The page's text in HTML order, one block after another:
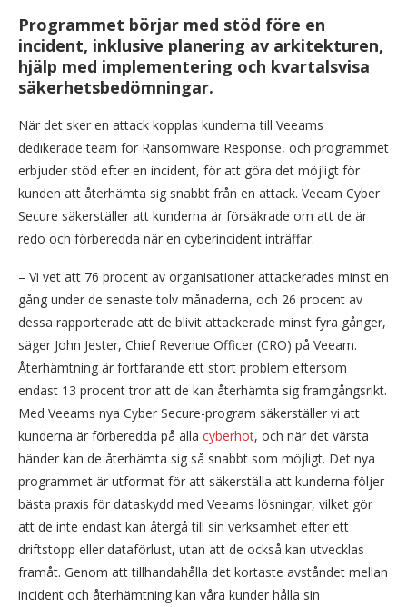
Programmet börjar med stöd före en
incident, inklusive planering av arkitekturen,
hjälp med implementering och kvartalsvisa
säkerhetsbedömningar.
När det sker en attack kopplas kunderna till Veeams
dedikerade team för Ransomware Response, och programmet
erbjuder stöd efter en incident, för att göra det möjligt för
kunden att återhämta sig snabbt från en attack. Veeam Cyber ​​​​
Secure säkerställer att kunderna är försäkrade om att de är
redo och förberedda när en cyberincident inträffar.
– Vi vet att 76 procent av organisationer attackerades minst en
gång under de senaste tolv månaderna, och 26 procent av
dessa rapporterade att de blivit attackerade minst fyra gånger,
säger John Jester, Chief Revenue Officer (CRO) på Veeam.
Återhämtning är fortfarande ett stort problem eftersom
endast 13 procent tror att de kan återhämta sig framgångsrikt.
Med Veeams nya Cyber ​​​​Secure-program säkerställer vi att
kunderna är förberedda på alla cyberhot, och när det värsta
händer kan de återhämta sig så snabbt som möjligt. Det nya
programmet är utformat för att säkerställa att kunderna följer
bästa praxis för dataskydd med Veeams lösningar, vilket gör
att de inte endast kan återgå till sin verksamhet efter ett
driftstopp eller dataförlust, utan att de också kan utvecklas
framåt. Genom att tillhandahålla det kortaste avståndet mellan
incident och återhämtning kan våra kunder hålla sin